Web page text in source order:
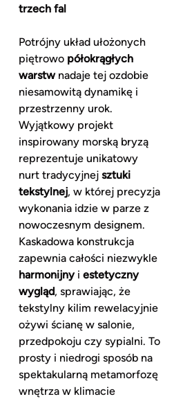
trzech fal
Potrójny układ ułożonych
piętrowo półokrągłych
warstwnadaje tej ozdobie
niesamowitą dynamikę i
przestrzenny urok.
Wyjątkowy projekt
inspirowany morską bryzą
reprezentuje unikatowy
nurt tradycyjnej sztuki
tekstylnej, w której precyzja
wykonania idzie w parze z
nowoczesnym designem.
Kaskadowa konstrukcja
zapewnia całości niezwykle
harmonijnyi estetyczny
wygląd, sprawiając, że
tekstylny kilim rewelacyjnie
ożywi ścianę w salonie,
przedpokoju czy sypialni. To
prosty i niedrogi sposób na
spektakularną metamorfozę
wnętrza w klimacie